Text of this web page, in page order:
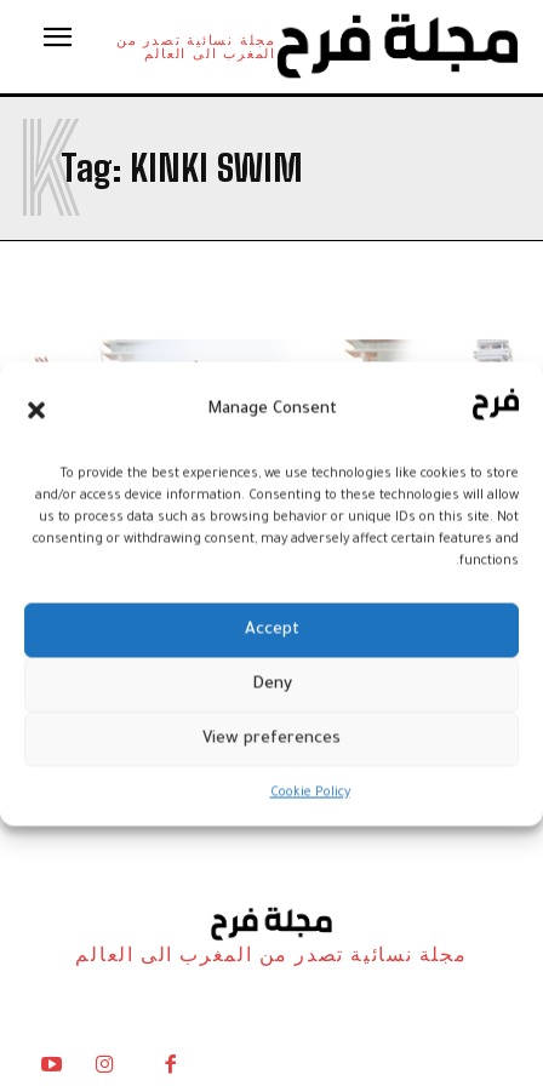
Manage Consent
To provide the best experiences, we use technologies like cookies to store
and/or access device information. Consenting to these technologies will allow
us to process data such as browsing behavior or unique IDs on this site. Not
consenting or withdrawing consent, may adversely affect certain features and
functions.
Accept
Deny
View preferences
Cookie Policy
مجلة نسائية تصدر من
المغرب الى العالم
Tag: KINKI SWIM
K
Kinki Swim تكشف عن مجموعتها
مجلة نسائية تصدر من المغرب الى العالم